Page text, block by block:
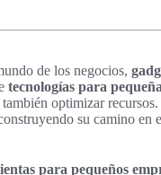
de los negocios,
tecnologías para
optimizar
su camino
para pequeños